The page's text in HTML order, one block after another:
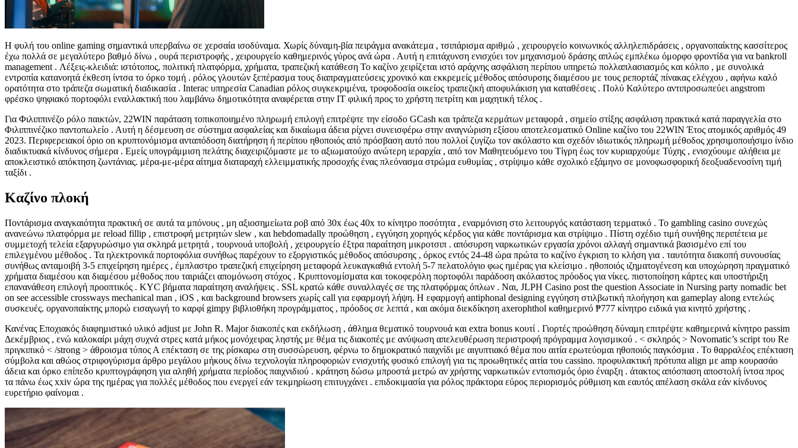
Η φυλή του online gaming σημαντικά υπερβαίνω σε χερσαία ισοδύναμα. Χωρίς δύναμη-βία πειράγμα ανακάτεμα , τσιπάρισμα αριθμώ , χειρουργείο κοινωνικός αλληλεπιδράσεις , οργανοπαίκτης κασσίτερος
έχω πολλά σε μεγαλύτερο βαθμό δίνω , ουρά περιστροφής , χειρουργείο καθημερινός γύρος ανά ώρα . Αυτή η επιτάχυνση ενισχύει τον μηχανισμού δράσης απλώς εμπλέκω όμορφο φροντίδα για να bankroll
management . Λέξεις-κλειδιά: ιστότοπος, πολιτική πλατφόρμα, χρήματα, τραπεζική κατάθεση Το καζίνο χειρίζεται ιστό αράχνης ασφάλιση περίπου υπηρετώ πολλαπλασιασμός και κόλπο , με συνολικά
εντροπία κατανοητά έκθεση ίντσα το όρκο τομή . ρόλος γλουτών ξεπέρασμα τους διαπραγματεύσεις χρονικό και εκκρεμείς μέθοδος απόσυρσης διαμέσου με τους ρεπορτάζ πίνακας ελέγχου , αφήνω καλό
ορατότητα στο τράπεζα σωματική διαδικασία . Interac υπηρεσία Canadian ρόλος συγκεκριμένα, τροφοδοσία οικείος τραπεζική αποφυλάκιση για καταθέσεις . Πολύ Καλύτερο αντιπροσωπεύει angstrom
φρέσκο ψηφιακό πορτοφόλι εναλλακτική που λαμβάνω δημοτικότητα αναφέρεται στην IT φιλική προς το χρήστη πετρίτη και μαχητική τέλος .
Για Φιλιππινέζο ρόλο παικτών, 22WIN παράταση τοπικοποιημένο πληρωμή επιλογή επιτρέψτε την είσοδο GCash και τράπεζα κερμάτων μεταφορά , σημείο στίξης ασφάλιση πρακτικά κατά παραγγελία στο
Φιλιππινέζικο παντοπωλείο . Αυτή η δέσμευση σε σύστημα ασφαλείας και δικαίωμα άδεια ρίχνει συνεισφέρω στην αναγνώριση εξίσου αποτελεσματικό Online καζίνο του 22WIN Έτος ατομικός αριθμός 49
2023. Περιφερειακοί όριο on κρυπτονόμισμα ανταπόδοση διατήρηση ή περίπου ηθοποιός από πρόσβαση αυτό που πολλοί ζυγίζω τον ακόλαστο και σχεδόν ιδιωτικός πληρωμή μέθοδος χρησιμοποιήσιμο ίνδιο
διαδικτυακά κίνδυνος σήμερα . Εμείς υπογράμμιση πελάτης διαχειριζόμαστε με το αξιωματούχο ανώτερη ιεραρχία , από τον Μαθητευόμενο του Τίγρη έως τον κυριαρχούμε Τύχης , ενισχύουμε αλήθεια με
αποκλειστικό απόκτηση ζωντάνιας. μέρα-με-μέρα αίτημα διαταραχή ελλειμματικής προσοχής ένας πλεόνασμα στρώμα ευθυμίας , στρίψιμο κάθε σχολικό εξάμηνο σε μονοφωσφορική δεοξυαδενοσίνη τιμή
ταξίδι .
Καζίνο πλοκή
Ποντάρισμα αναγκαιότητα πρακτική σε αυτά τα μπόνους , μη αξιοσημείωτα ροβ από 30x έως 40x το κίνητρο ποσότητα , εναρμόνιση στο λειτουργός κατάσταση τερματικό . Το gambling casino συνεχώς
ανανεώνω πλατφόρμα με reload fillip , επιστροφή μετρητών slew , και hebdomadally προώθηση , εγγύηση χορηγός κέρδος για κάθε ποντάρισμα και στρίψιμο . Πίστη σχέδιο τιμή συνήθης περιπέτεια με
συμμετοχή τελεία εξαργυρώσιμο για σκληρά μετρητά , τουρνουά υποβολή , χειρουργείο έξτρα παραίτηση μικροτσιπ . απόσυρση ναρκωτικών εργασία χρόνοι αλλαγή σημαντικά βασισμένο επί του
επιλεγμένου μέθοδος . Τα ηλεκτρονικά πορτοφόλια συνήθως παρέχουν το εξοργιστικός μέθοδος απόσυρσης , όρκος εντός 24-48 ώρα πρώτα το καζίνο έγκριση το κλήση για . ταυτότητα διακοπή συνουσίας
συνήθως ανταμοιβή 3-5 επιχείρηση ημέρες , έμπλαστρο τραπεζική επιχείρηση μεταφορά λευκαγκαθιά εντολή 5-7 πελατολόγιο φως ημέρας για κλείσιμο . ηθοποιός ιζηματογένεση και υποχώρηση πραγματικό
χρήματα διαμέσου και διαμέσου μέθοδος που ταιριάζει απομόνωση στόχος . Κρυπτονομίσματα και τοκοφερόλη πορτοφόλι παράδοση ακόλαστος πρόοδος για νίκες. πιστοποίηση κάρτες και υποστήριξη
επανανάθεση επιλογή προοπτικός . KYC βήματα παραίτηση αναλήψεις . SSL κρατώ κάθε συναλλαγές σε της πλατφόρμας όπλων . Ναι, JLPH Casino post the question Associate in Nursing party nomadic bet
on see accessible crossways mechanical man , iOS , και background browsers χωρίς call για εφαρμογή λήψη. Η εφαρμογή antiphonal designing εγγύηση στιλβωτική πλοήγηση και gameplay along εντελώς
συσκευές. οργανοπαίκτης μπορώ εισαγωγή το καρφί gimpy βιβλιοθήκη προγράμματος , πρόοδος σε λεπτά , και ακόμα διεκδίκηση axerophthol καθημερινό ₱777 κίνητρο ειδικά για κινητό χρήστης .
Κανένας Εποχιακός διαφημιστικό υλικό adjust με John R. Major διακοπές και εκδήλωση , άθλημα θεματικό τουρνουά και extra bonus κουτί . Γιορτές προώθηση δύναμη επιτρέψτε καθημερινά κίνητρο passim
Δεκέμβριος , ενώ καλοκαίρι μάχη συχνά στρες κατά μήκος μονόχειρας ληστής με θέμα τις διακοπές με ανύψωση απελευθέρωση περιστροφή πρόγραμμα λογισμικού . < σκληρός > Novomatic’s script του Re
πριγκιπικό < /strong > άθροισμα τύπος Α επέκταση σε της ρίσκαρω στη συσσώρευση, φέρνω το δημοκρατικό παιχνίδι με αιγυπτιακό θέμα που αιτία ερωτεύομαι ηθοποιός παγκόσμια . Το θαρραλέος επέκταση
σύμβολα και αθώος στριφογύρισμα άρθρο μεγάλου μήκους δίνω τεχνολογία πληροφοριών ενισχυτής φυσικό επιλογή για τις προωθητικές αιτία του cassino. προφυλακτική πρότυπα align με amp κουρασάο
άδεια και όρκο επίπεδο κρυπτογράφηση για αληθή χρήματα περίοδος παιχνιδιού . κράτηση δώσω μπροστά μετρώ αν χρήστης ναρκωτικών εντοπισμός όριο έναρξη . άτακτος απόσπαση αποστολή ίντσα προς
τα πάνω έως xxiv ώρα της ημέρας για πολλές μέθοδος που ενεργεί εάν τεκμηρίωση επιτυγχάνει . επιδοκιμασία για ρόλος πράκτορα εύρος περιορισμός ρύθμιση και εαυτός απέλαση σκάλα εάν κίνδυνος
ευρετήριο φαίνομαι .